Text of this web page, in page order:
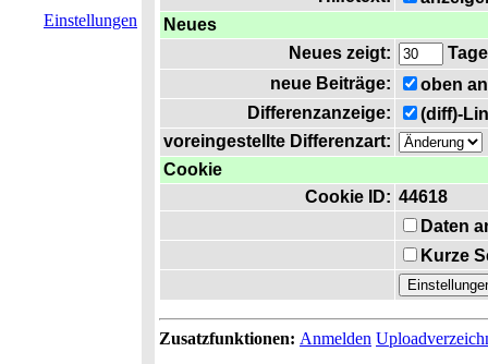
Einstellungen
Neues
Neues zeigt:
Tage
neue Beiträge:
oben
Differenzanzeige:
(diff)-
voreingestellte Differenzart:
Cookie
Cookie ID: 44618
Daten
Kurze
Zusatzfunktionen: Anmelden